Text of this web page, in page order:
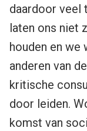
daardoor veel
laten ons niet
houden en we
anderen van
kritische
door leiden.
komst van